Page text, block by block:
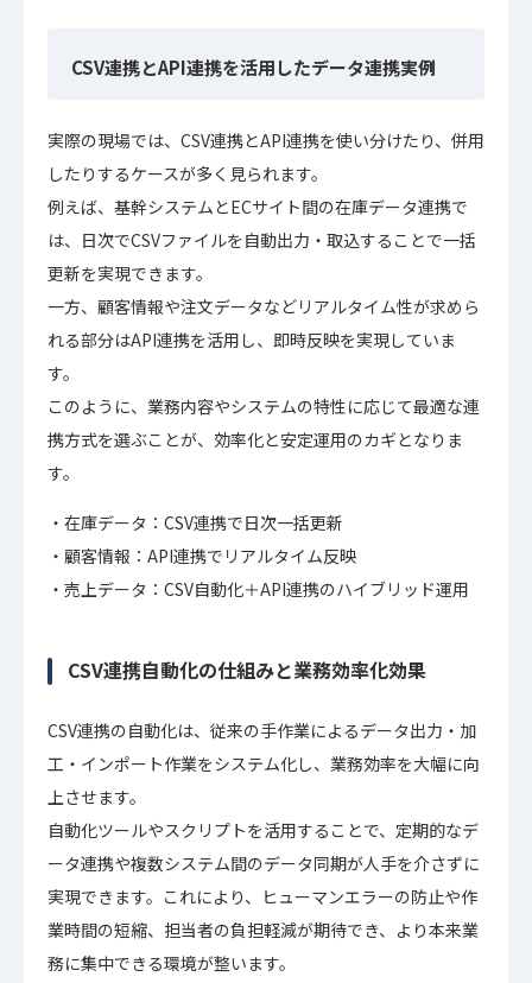
CSV連携とAPI連携を活用したデータ連携実例
実際の現場では、CSV連携とAPI連携を使い分けたり、併用
したりするケースが多く見られます。
例えば、基幹システムとECサイト間の在庫データ連携で
は、日次でCSVファイルを自動出力・取込することで一括
更新を実現できます。
一方、顧客情報や注文データなどリアルタイム性が求めら
れる部分はAPI連携を活用し、即時反映を実現していま
す。
このように、業務内容やシステムの特性に応じて最適な連
携方式を選ぶことが、効率化と安定運用のカギとなりま
す。
在庫データ：CSV連携で日次一括更新
顧客情報：API連携でリアルタイム反映
売上データ：CSV自動化＋API連携のハイブリッド運用
CSV連携自動化の仕組みと業務効率化効果
CSV連携の自動化は、従来の手作業によるデータ出力・加
工・インポート作業をシステム化し、業務効率を大幅に向
上させます。
自動化ツールやスクリプトを活用することで、定期的なデ
ータ連携や複数システム間のデータ同期が人手を介さずに
実現できます。これにより、ヒューマンエラーの防止や作
業時間の短縮、担当者の負担軽減が期待でき、より本来業
務に集中できる環境が整います。